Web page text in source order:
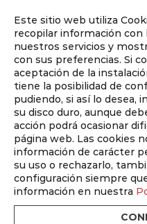
Este sitio web utiliza
recopilar información con
nuestros servicios y
con sus preferencias. Si
aceptación de la
tiene la posibilidad de
pudiendo, si así lo desea,
su disco duro, aunque
acción podrá ocasionar
página web. Las cookies
información de carácter
su uso o rechazarlo,
configuración siempre
información en nuestra
LLEGAR A
INTERESES